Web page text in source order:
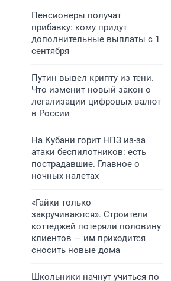
Пенсионеры получат
прибавку: кому придут
дополнительные выплаты с 1
сентября
Путин вывел крипту из тени.
Что изменит новый закон о
легализации цифровых валют
в России
На Кубани горит НПЗ из-за
атаки беспилотников: есть
пострадавшие. Главное о
ночных налетах
«Гайки только
закручиваются». Строители
коттеджей потеряли половину
клиентов — им приходится
сносить новые дома
Школьники начнут учиться по